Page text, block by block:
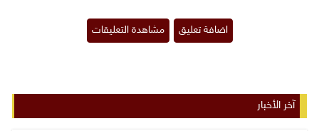
آخر الأخبار